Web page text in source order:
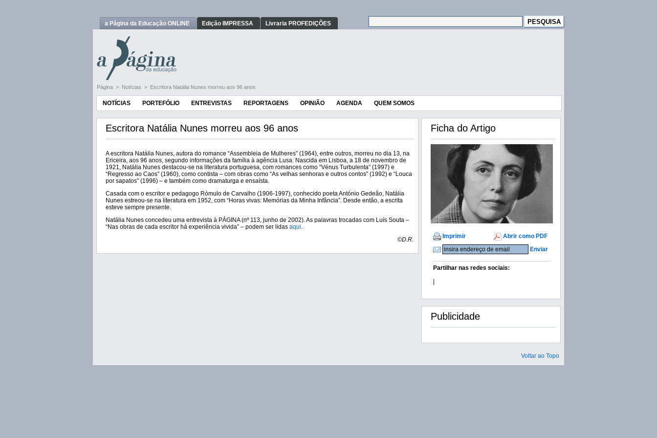
a Página da Educação ONLINE Edição IMPRESSA Livraria PROFEDIÇÕES
Página > Notícias > Escritora Natália Nunes morreu aos 96 anos
NOTÍCIAS PORTEFÓLIO ENTREVISTAS REPORTAGENS OPINIÃO AGENDA QUEM SOMOS
Escritora Natália Nunes morreu aos 96 anos
A escritora Natália Nunes, autora do romance “Assembleia de Mulheres” (1964), entre outros, morreu no dia 13, na
Ericeira, aos 96 anos, segundo informações da família à agência Lusa. Nascida em Lisboa, a 18 de novembro de
1921, Natália Nunes destacou-se na literatura portuguesa, com romances como “Vénus Turbulenta” (1997) e
“Regresso ao Caos” (1960), como contista – com obras como “As velhas senhoras e outros contos” (1992) e “Louca
por sapatos” (1996) – e também como dramaturga e ensaísta.
Casada com o escritor e pedagogo Rómulo de Carvalho (1906-1997), conhecido poeta António Gedeão, Natália
Nunes estreou-se na literatura em 1952, com “Horas vivas: Memórias da Minha Infância”. Desde então, a escrita
esteve sempre presente.
Natália Nunes concedeu uma entrevista à PÁGINA (nº 113, junho de 2002). As palavras trocadas com Luís Souta –
“Nas obras de cada escritor há experiência vivida” – podem ser lidas aqui.
©D.R.
Ficha do Artigo
Imprimir
Abrir como PDF
Enviar
Partilhar nas redes sociais:
Publicidade
Voltar ao Topo